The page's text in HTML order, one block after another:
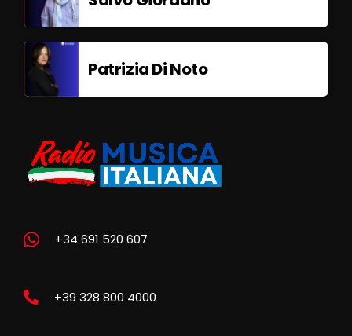
Patrizia Di Noto
+34 691 520 607
+39 328 800 4000